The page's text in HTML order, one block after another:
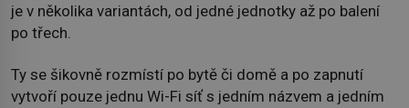
je v několika variantách, od jedné jednotky až po balení
po třech.
Ty se šikovně rozmístí po bytě či domě a po zapnutí
vytvoří pouze jednu Wi-Fi síť s jedním názvem a jedním